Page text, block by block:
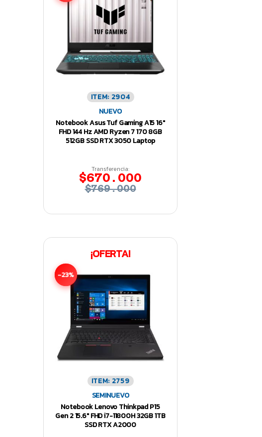
ITEM: 2904
NUEVO
Notebook Asus Tuf Gaming A15 16″
FHD 144 Hz AMD Ryzen 7 170 8GB
512GB SSD RTX 3050 Laptop
Transferencia:
$670.000
$769.000
¡OFERTA!
-23%
ITEM: 2759
SEMINUEVO
Notebook Lenovo Thinkpad P15
Gen 2 15.6″ FHD i7-11800H 32GB 1TB
SSD RTX A2000